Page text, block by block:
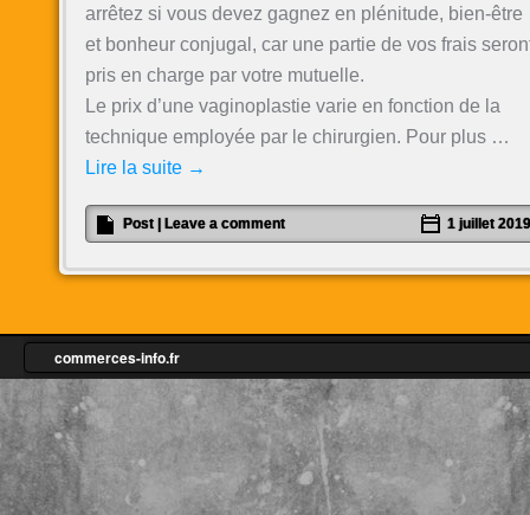
arrêtez si vous devez gagnez en plénitude, bien-être
et bonheur conjugal, car une partie de vos frais
pris en charge par votre mutuelle.
Le prix d’une vaginoplastie varie en fonction de la
technique employée par le chirurgien. Pour plus …
Lire la suite →
Post Leave a comment 1 juillet 2019
commerces-info.fr